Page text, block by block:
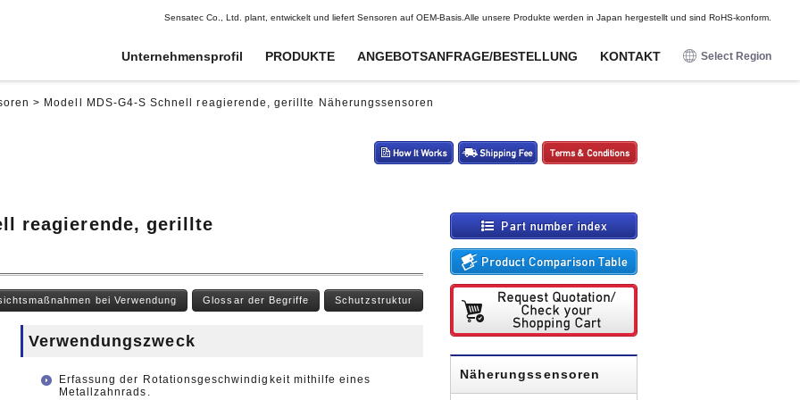
DE FR ES
Sensatec Co., Ltd. plant, entwickelt und liefert Sensoren auf OEM-Basis.Alle unsere Produkte werden in Japan hergestellt und sind RoHS-konform.
Unternehmensprofil PRODUKTE ANGEBOTSANFRAGE/BESTELLUNG KONTAKT Select Region
Gyrosensoren
Infrarot-Temperatursensoren
Temperatur- und
Feuchtigkeitssensoren
Wasserstandssensoren
Pyroelektrische
Unterhaltungselektronik
Näherungssensoren
Magnetische Sensoren
Berührungssensoren
Schocksensoren
Digitale Potentiometer
Beleuchtete Druckknöpfe
Kabelbäume
Befestigungsbeschläge/Kabelbäume
Gyrosensoren
Infrarot-Temperatursensoren
Temperatur- und
Feuchtigkeitssensoren
Wasserstandssensoren
Pyroelektrische
Unterhaltungselektronik
Näherungssensoren
Magnetische Sensoren
Berührungssensoren
Schocksensoren
Digitale Potentiometer
Beleuchtete Druckknöpfe
Kabelbäume
Befestigungsbeschläge/Kabelbäume
> Modell MDS-G4-S Schnell reagierende, gerillte Näherungssensoren
reagierende, gerillte
bei Verwendung Glossar der Begriffe Schutzstruktur
Verwendungszweck
Erfassung der Rotationsgeschwindigkeit mithilfe eines
Metallzahnrads.
Näherungssensoren